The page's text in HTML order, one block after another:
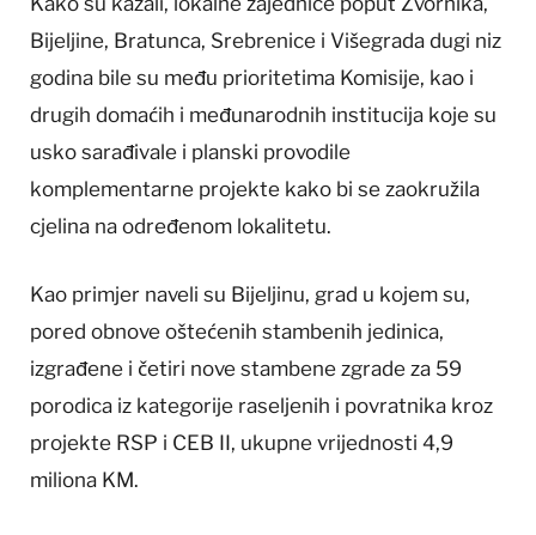
Bijeljine, Bratunca, Srebrenice i Višegrada dugi niz
godina bile su među prioritetima Komisije, kao i
drugih domaćih i međunarodnih institucija koje su
usko sarađivale i planski provodile
komplementarne projekte kako bi se zaokružila
cjelina na određenom lokalitetu.
Kao primjer naveli su Bijeljinu, grad u kojem su,
pored obnove oštećenih stambenih jedinica,
izgrađene i četiri nove stambene zgrade za 59
porodica iz kategorije raseljenih i povratnika kroz
projekte RSP i CEB II, ukupne vrijednosti 4,9
miliona KM.